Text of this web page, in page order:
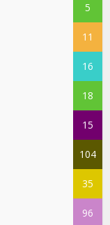
5
11
16
18
15
104
35
96